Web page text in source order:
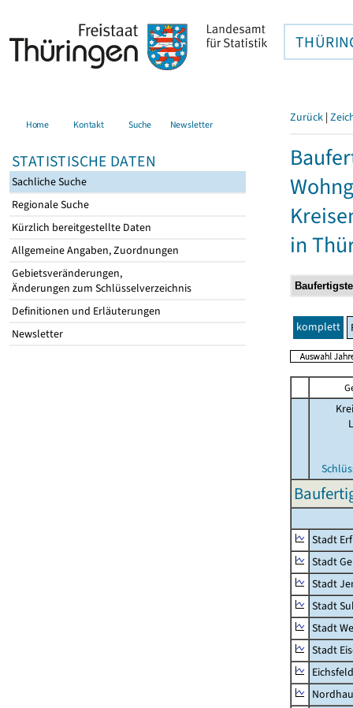
Home Kontakt Suche Newsletter
STATISTISCHE DATEN
Sachliche Suche
Regionale Suche
Kürzlich bereitgestellte Daten
Allgemeine Angaben, Zuordnungen
Gebietsveränderungen,
Änderungen zum Schlüsselverzeichnis
Definitionen und Erläuterungen
Newsletter
Zurück |
in
komplett
Stadt
Stadt
Stadt
Stadt
Stadt
Stadt
Eichsfeld